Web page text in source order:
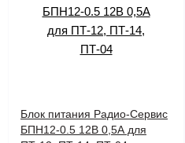
Блок питания Радио-Сервис
БПН12-0.5 12В 0,5А для